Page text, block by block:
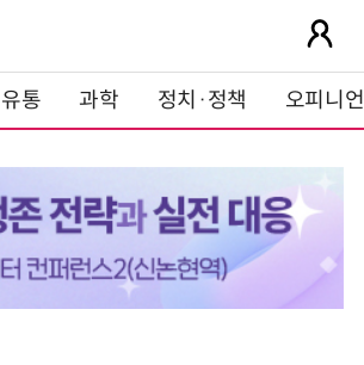
통 과학 정치·정책 오피니언